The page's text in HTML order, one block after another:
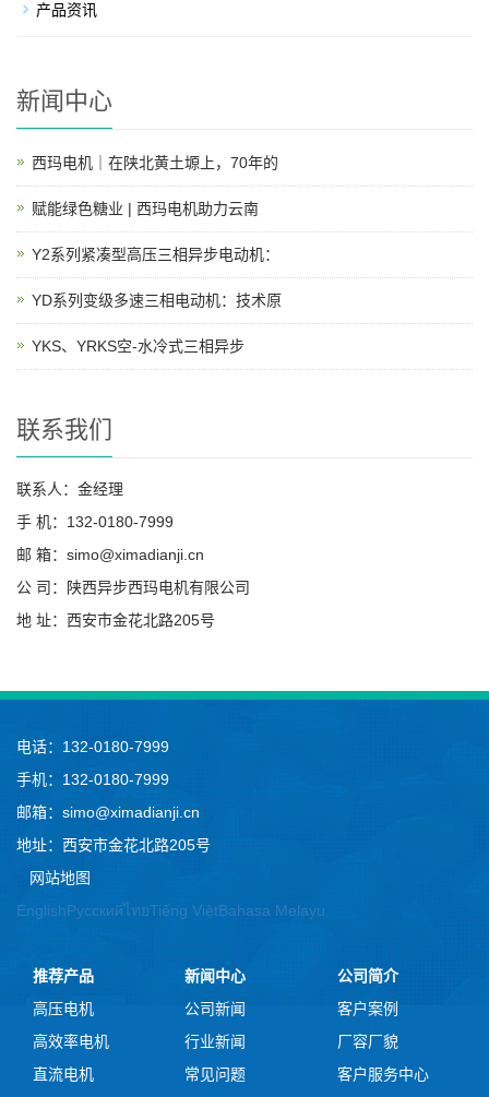
产品资讯
新闻中心
西玛电机｜在陕北黄土塬上，70年的
赋能绿色糖业 | 西玛电机助力云南
Y2系列紧凑型高压三相异步电动机：
YD系列变级多速三相电动机：技术原
YKS、YRKS空-水冷式三相异步
联系我们
联系人：金经理
手 机：132-0180-7999
邮 箱：simo@ximadianji.cn
公 司：陕西异步西玛电机有限公司
地 址：西安市金花北路205号
电话：132-0180-7999
手机：132-0180-7999
邮箱：simo@ximadianji.cn
地址：西安市金花北路205号
网站地图
EnglishРусскийไทยTiếng ViệtBahasa Melayu
推荐产品
高压电机
高效率电机
直流电机
新闻中心
公司新闻
行业新闻
常见问题
公司简介
客户案例
厂容厂貌
客户服务中心